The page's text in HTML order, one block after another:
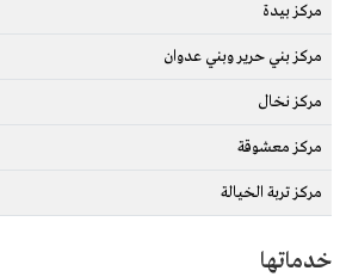
مركز بيدة
مركز بني حرير وبني عدوان
مركز نخال
مركز معشوقة
مركز تربة الخيالة
خدماتها